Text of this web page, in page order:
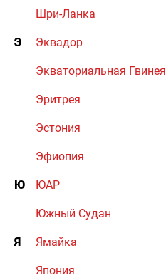
Шри-Ланка
Э Эквадор
Экваториальная Гвинея
Эритрея
Эстония
Эфиопия
Ю ЮАР
Южный Судан
Я Ямайка
Япония